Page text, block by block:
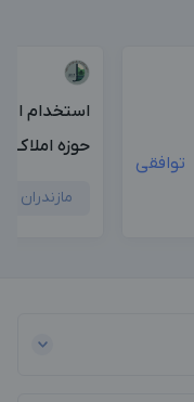
توافقی
استخدام
حوزه املاک
مازندران